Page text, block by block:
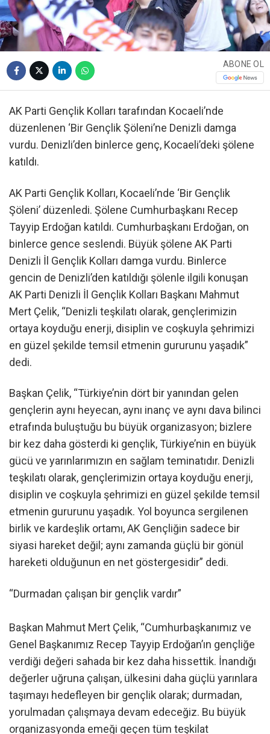
ABONE OL
AK Parti Gençlik Kolları tarafından Kocaeli’nde
düzenlenen ‘Bir Gençlik Şöleni’ne Denizli damga
vurdu. Denizli’den binlerce genç, Kocaeli’deki şölene
katıldı.
AK Parti Gençlik Kolları, Kocaeli’nde ‘Bir Gençlik
Şöleni’ düzenledi. Şölene Cumhurbaşkanı Recep
Tayyip Erdoğan katıldı. Cumhurbaşkanı Erdoğan, on
binlerce gence seslendi. Büyük şölene AK Parti
Denizli İl Gençlik Kolları damga vurdu. Binlerce
gencin de Denizli’den katıldığı şölenle ilgili konuşan
AK Parti Denizli İl Gençlik Kolları Başkanı Mahmut
Mert Çelik, “Denizli teşkilatı olarak, gençlerimizin
ortaya koyduğu enerji, disiplin ve coşkuyla şehrimizi
en güzel şekilde temsil etmenin gururunu yaşadık”
dedi.
Başkan Çelik, “Türkiye’nin dört bir yanından gelen
gençlerin aynı heyecan, aynı inanç ve aynı dava bilinci
etrafında buluştuğu bu büyük organizasyon; bizlere
bir kez daha gösterdi ki gençlik, Türkiye’nin en büyük
gücü ve yarınlarımızın en sağlam teminatıdır. Denizli
teşkilatı olarak, gençlerimizin ortaya koyduğu enerji,
disiplin ve coşkuyla şehrimizi en güzel şekilde temsil
etmenin gururunu yaşadık. Yol boyunca sergilenen
birlik ve kardeşlik ortamı, AK Gençliğin sadece bir
siyasi hareket değil; aynı zamanda güçlü bir gönül
hareketi olduğunun en net göstergesidir” dedi.
“Durmadan çalışan bir gençlik vardır”
Başkan Mahmut Mert Çelik, “Cumhurbaşkanımız ve
Genel Başkanımız Recep Tayyip Erdoğan’ın gençliğe
verdiği değeri sahada bir kez daha hissettik. İnandığı
değerler uğruna çalışan, ülkesini daha güçlü yarınlara
taşımayı hedefleyen bir gençlik olarak; durmadan,
yorulmadan çalışmaya devam edeceğiz. Bu büyük
organizasyonda emeği geçen tüm teşkilat